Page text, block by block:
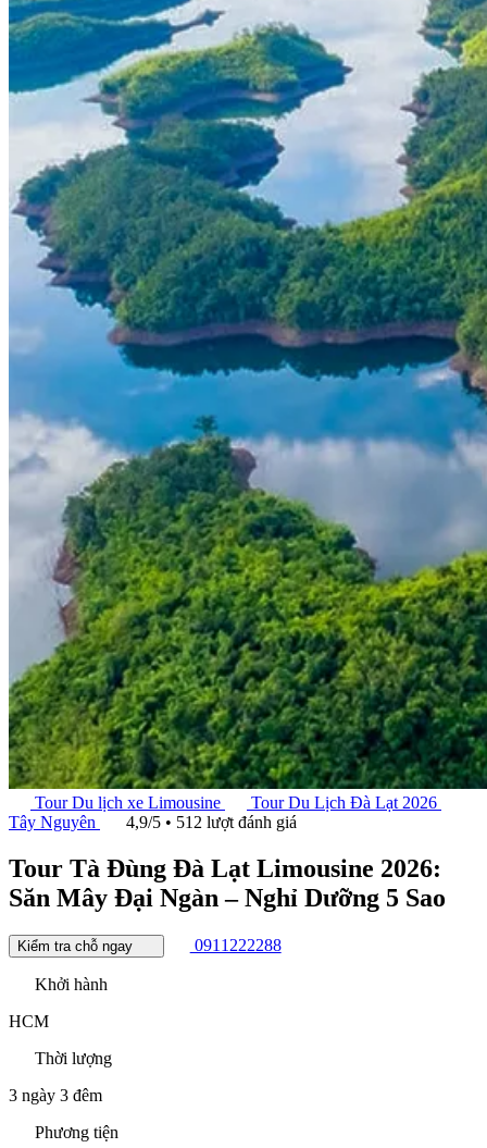
Tour Du lịch xe Limousine
Tour Du Lịch Đà Lạt 2026
Tây Nguyên
4,9/5 • 512 lượt đánh giá
Tour Tà Đùng Đà Lạt Limousine 2026:
Săn Mây Đại Ngàn – Nghỉ Dưỡng 5 Sao
Kiểm tra chỗ ngay 0911222288
Khởi hành
HCM
Thời lượng
3 ngày 3 đêm
Phương tiện